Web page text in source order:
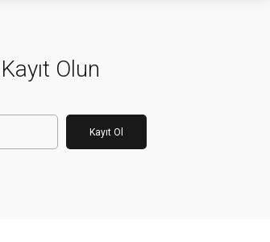
Olun
Kayıt Ol